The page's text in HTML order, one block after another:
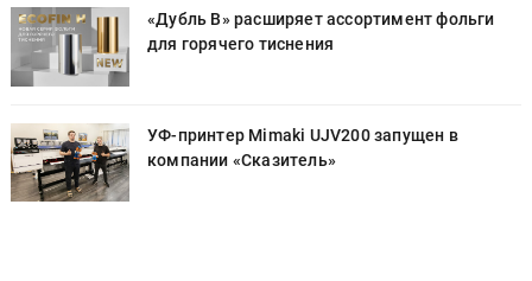
«Дубль В» расширяет ассортимент фольги
для горячего тиснения
УФ-принтер Mimaki UJV200 запущен в
компании «Сказитель»